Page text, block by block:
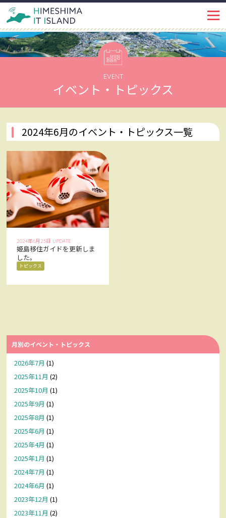
PROJECT IT ISLANDとは
姫島ではたらく
インタビュー
姫島で暮らす
姫島を知る
BLOG 姫島ブログ
Facebook
EVENT
イベント・トピックス
2024年6月のイベント・トピックス一覧
2024年6月25日 UPDATE
姫島移住ガイドを更新しま
した。
トピックス
月別のイベント・トピックス
2026年7月 (1)
2025年11月 (2)
2025年10月 (1)
2025年9月 (1)
2025年8月 (1)
2025年6月 (1)
2025年4月 (1)
2025年1月 (1)
2024年7月 (1)
2024年6月 (1)
2023年12月 (1)
2023年11月 (2)